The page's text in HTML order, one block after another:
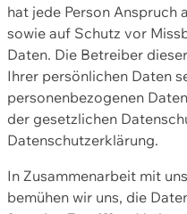
hat jede Person Anspruch
sowie auf Schutz vor
Daten. Die Betreiber
Ihrer persönlichen Daten
personenbezogenen
der gesetzlichen
Datenschutzerklärung.
In Zusammenarbeit mit
bemühen wir uns, die